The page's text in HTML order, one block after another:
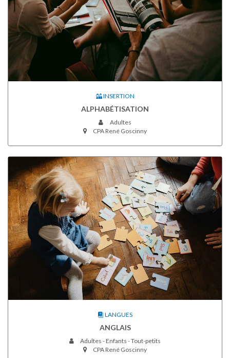
INSERTION
ALPHABÉTISATION
Adultes
CPA René Goscinny
LANGUES
ANGLAIS
Adultes - Enfants - Tout-petits
CPA René Goscinny